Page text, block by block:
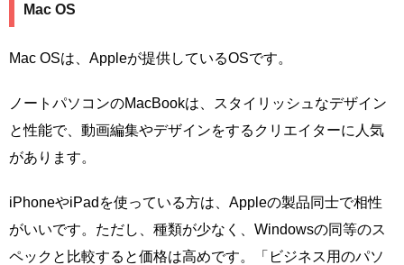
Mac OS
Mac OSは、Appleが提供しているOSです。
ノートパソコンのMacBookは、スタイリッシュなデザイン
と性能で、動画編集やデザインをするクリエイターに人気
があります。
iPhoneやiPadを使っている方は、Appleの製品同士で相性
がいいです。ただし、種類が少なく、Windowsの同等のス
ペックと比較すると価格は高めです。「ビジネス用のパソ